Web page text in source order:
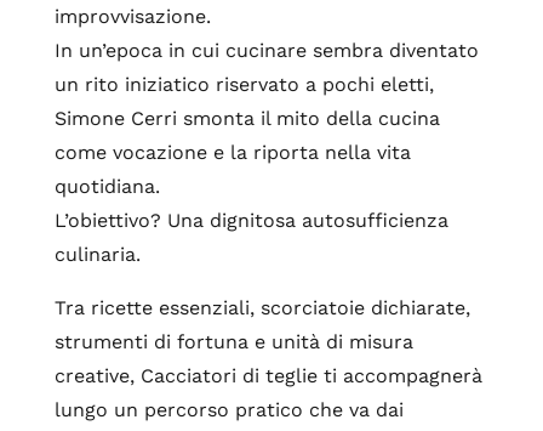
improvvisazione.
In un’epoca in cui cucinare sembra diventato
un rito iniziatico riservato a pochi eletti,
Simone Cerri smonta il mito della cucina
come vocazione e la riporta nella vita
quotidiana.
L’obiettivo? Una dignitosa autosufficienza
culinaria.
Tra ricette essenziali, scorciatoie dichiarate,
strumenti di fortuna e unità di misura
creative, Cacciatori di teglie ti accompagnerà
lungo un percorso pratico che va dai